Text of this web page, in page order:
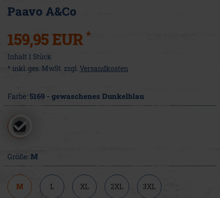
Paavo A&Co
159,95 EUR *
Inhalt 1 Stück
* inkl. ges. MwSt. zzgl. Versandkosten
Farbe:5169 - gewaschenes Dunkelblau
Größe:M
M L XL 2XL 3XL